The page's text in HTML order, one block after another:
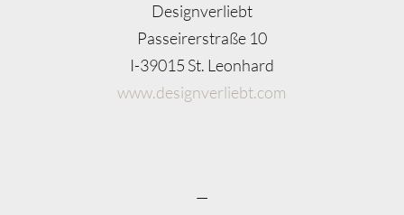
Designverliebt
Passeirerstraße 10
I-39015 St. Leonhard
www.designverliebt.com
—